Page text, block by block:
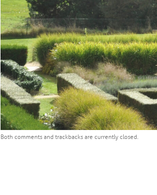
Both comments and trackbacks are currently closed.